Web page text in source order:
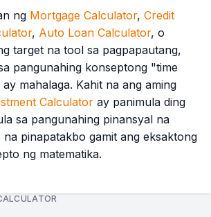
ng Mortgage Calculator, Credit
, Auto Loan Calculator, o
target na tool sa pagpapautang,
pangunahing konseptong "time
mahalaga. Kahit na ang aming
Calculator ay panimula ding
sa pangunahing pinansyal na
pinapatakbo gamit ang eksaktong
ng matematika.